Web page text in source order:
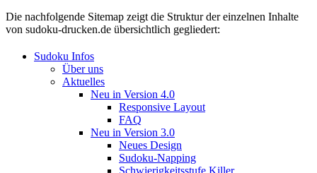
Die nachfolgende Sitemap zeigt die Struktur der einzelnen Inhalte
von sudoku-drucken.de übersichtlich gegliedert:
Sudoku Infos
Über uns
Aktuelles
Neu in Version 4.0
Responsive Layout
FAQ
Neu in Version 3.0
Neues Design
Sudoku-Napping
Schwierigkeitsstufe Killer